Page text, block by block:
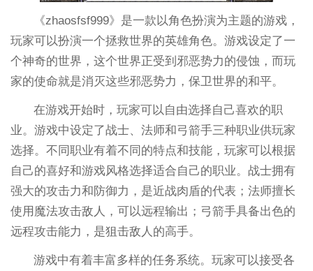
《zhaosfsf999》是一款以角色扮演为主题的游戏，
玩家可以扮演一个拯救世界的英雄角色。游戏设定了一
个神奇的世界，这个世界正受到邪恶势力的侵蚀，而玩
家的使命就是消灭这些邪恶势力，保卫世界的和平。
在游戏开始时，玩家可以自由选择自己喜欢的职
业。游戏中设定了战士、法师和弓箭手三种职业供玩家
选择。不同职业有着不同的特点和技能，玩家可以根据
自己的喜好和游戏风格选择适合自己的职业。战士拥有
强大的攻击力和防御力，是近战肉盾的代表；法师擅长
使用魔法攻击敌人，可以远程输出；弓箭手具备出色的
远程攻击能力，是狙击敌人的高手。
游戏中有着丰富多样的任务系统。玩家可以接受各